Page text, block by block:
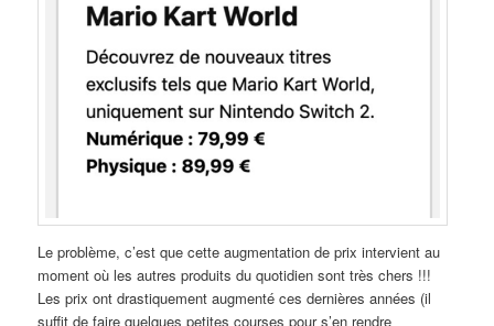
Le problème, c’est que cette augmentation de prix intervient au
moment où les autres produits du quotidien sont très chers !!!
Les prix ont drastiquement augmenté ces dernières années (il
suffit de faire quelques petites courses pour s’en rendre